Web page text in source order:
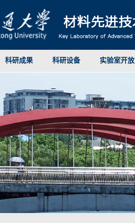
科研成果 科研设备 实验室开放